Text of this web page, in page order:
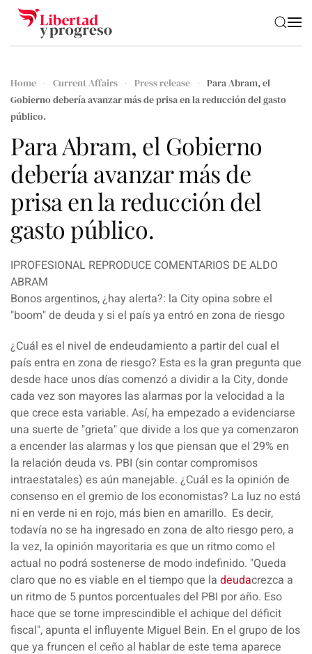
Skip to main content
Home Current Affairs Press release
Para Abram, el
Gobierno debería avanzar más de prisa en la reducción del gasto
público.
Para Abram, el Gobierno
debería avanzar más de
prisa en la reducción del
gasto público.
IPROFESIONAL REPRODUCE COMENTARIOS DE ALDO
ABRAM
Bonos argentinos, ¿hay alerta?: la City opina sobre el
"boom" de deuda y si el país ya entró en zona de riesgo
¿Cuál es el nivel de endeudamiento a partir del cual el
país entra en zona de riesgo? Esta es la gran pregunta que
desde hace unos días comenzó a dividir a la City, donde
cada vez son mayores las alarmas por la velocidad a la
que crece esta variable. Así, ha empezado a evidenciarse
una suerte de "grieta" que divide a los que ya comenzaron
a encender las alarmasy los que piensan que el 29% en
la relación deuda vs. PBI (sin contar compromisos
intraestatales) es aún manejable. ¿Cuál es la opinión de
consenso en el gremio de los economistas? La luz no está
ni en verde ni en rojo, más bien en amarillo. Es decir,
todavía no se ha ingresado en zona de alto riesgo pero, a
la vez, la opinión mayoritaria es que un ritmocomo el
actual no podrá sostenerse de modo indefinido. "Queda
claro que noes viable en el tiempo que la deudacrezca a
un ritmo de 5 puntos porcentuales del PBI por año. Eso
hace que se torne imprescindible el achique del déficit
fiscal", apunta el influyente Miguel Bein. En el grupo de los
que ya fruncen el ceño al hablar de este tema aparece